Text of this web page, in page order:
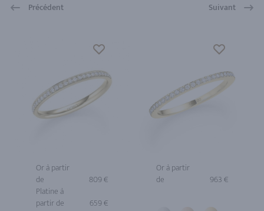
Précédent Suivant
Or à partir
de
809 €
Platine à
partir de
659 €
Or à partir
de
963 €